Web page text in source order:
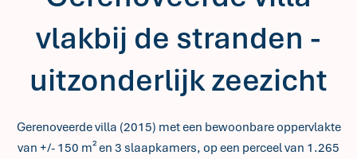
vlakbij de stranden -
uitzonderlijk zeezicht
Gerenoveerde villa (2015) met een bewoonbare oppervlakte
van +/- 150 m² en 3 slaapkamers, op een perceel van 1.265